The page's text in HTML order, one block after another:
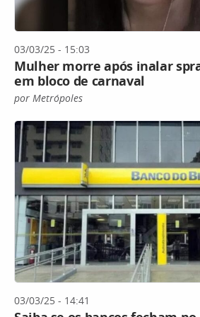
03/03/25 - 15:03
Mulher morre após inalar
em bloco de carnaval
por Metrópoles
03/03/25 - 14:41